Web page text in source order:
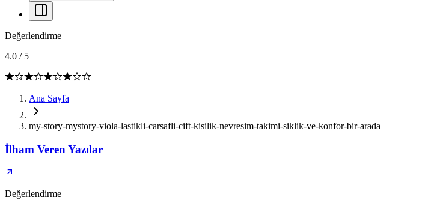
Değerlendirme
4.0 / 5
Ana Sayfa
my-story-mystory-viola-lastikli-carsafli-cift-kisilik-nevresim-takimi-siklik-ve-konfor-bir-arada
İlham Veren Yazılar
Değerlendirme